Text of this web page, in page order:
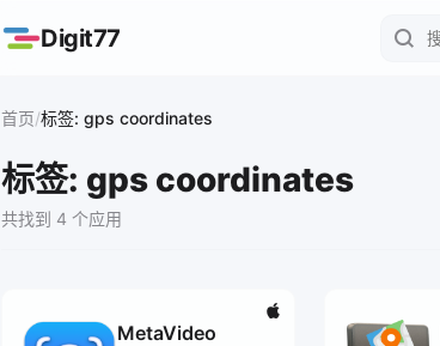
Digit77
首页/标签: gps coordinates
标签: gps coordinates
共找到 4 个应用
MetaVideo